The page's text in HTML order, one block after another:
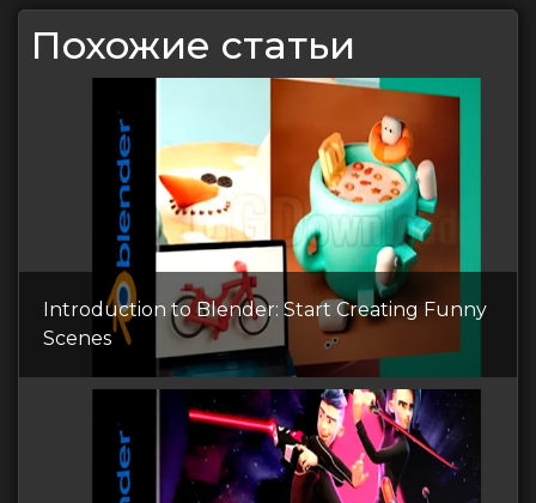
Похожие статьи
Introduction to Blender: Start Creating Funny
Scenes